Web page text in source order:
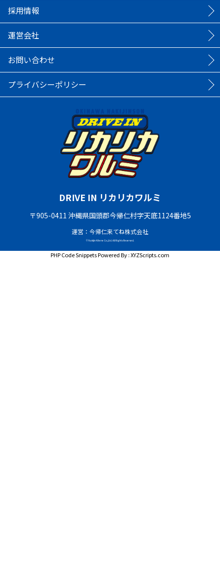
採用情報
運営会社
お問い合わせ
プライバシーポリシー
DRIVE IN リカリカワルミ
〒905-0411 沖縄県国頭郡今帰仁村字天底1124番地5
運営：今帰仁来てね株式会社
© Nakijin Kitene Co.,Ltd. All Rights Reserved.
PHP Code SnippetsPowered By :XYZScripts.com